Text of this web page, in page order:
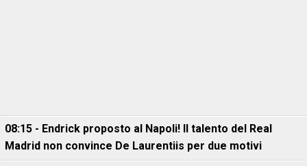
08:15 - Endrick proposto al Napoli! Il talento del Real
Madrid non convince De Laurentiis per due motivi